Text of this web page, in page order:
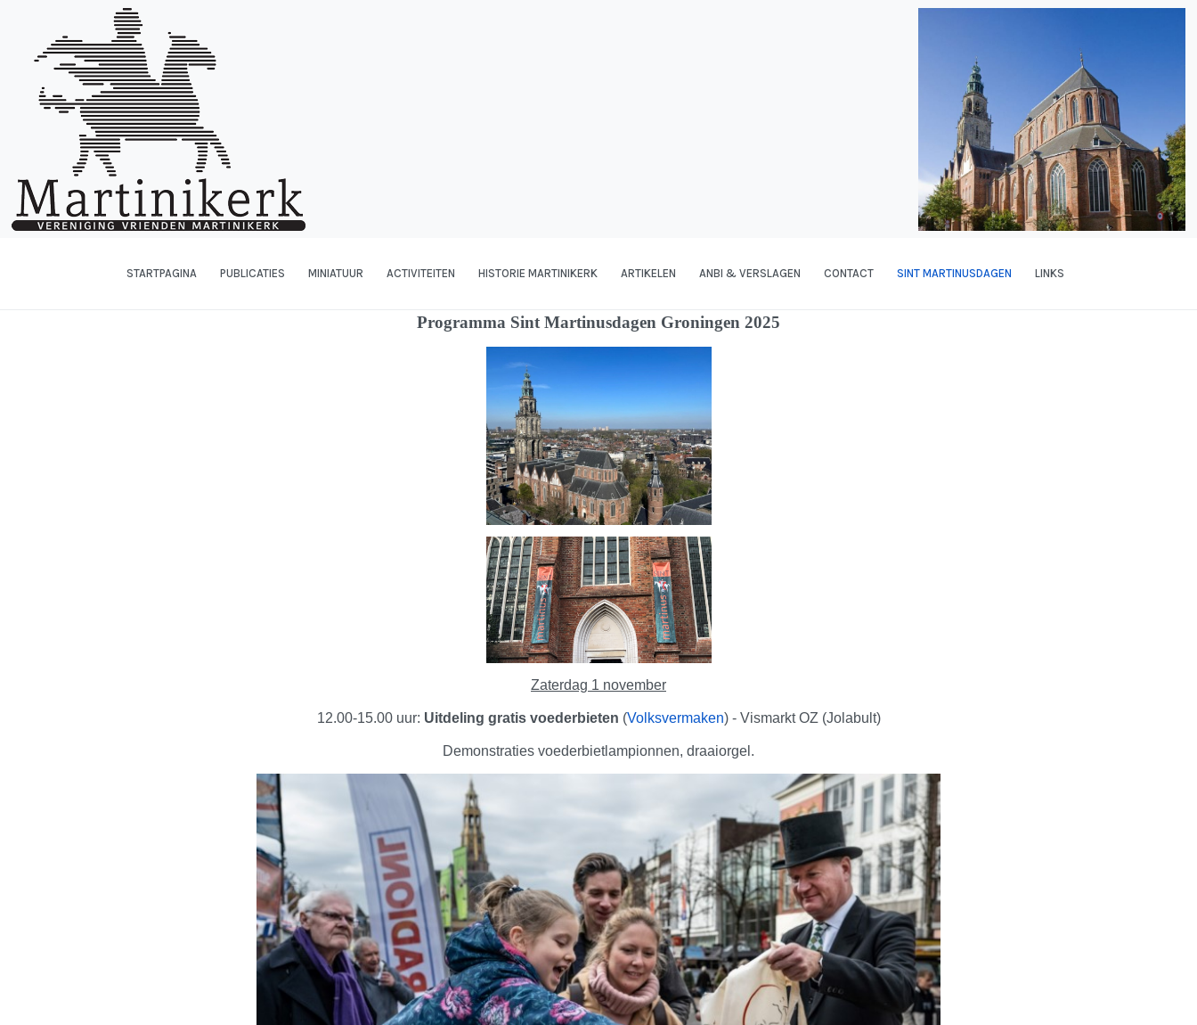
STARTPAGINA PUBLICATIES MINIATUUR ACTIVITEITEN HISTORIE MARTINIKERK ARTIKELEN ANBI & VERSLAGEN CONTACT SINT MARTINUSDAGEN LINKS
Programma Sint Martinusdagen Groningen 2025
Zaterdag 1 november
12.00-15.00 uur: Uitdeling gratis voederbieten (Volksvermaken) - Vismarkt OZ (Jolabult)
Demonstraties voederbietlampionnen, draaiorgel.